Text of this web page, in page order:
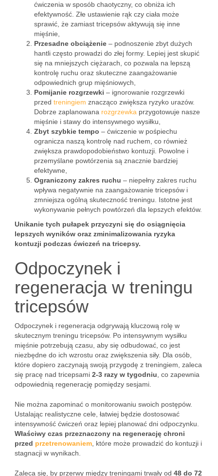
ćwiczenia w sposób chaotyczny, co obniża ich
efektywność. Złe ustawienie rąk czy ciała może
sprawić, że zamiast tricepsów aktywują się inne
mięśnie,
Przesadne obciążenie – podnoszenie zbyt dużych
hantli często prowadzi do złej formy. Lepiej jest skupić
się na mniejszych ciężarach, co pozwala na lepszą
kontrolę ruchu oraz skuteczne zaangażowanie
odpowiednich grup mięśniowych,
Pomijanie rozgrzewki – ignorowanie rozgrzewki
przed treningiem znacząco zwiększa ryzyko urazów.
Dobrze zaplanowana rozgrzewka przygotowuje nasze
mięśnie i stawy do intensywnego wysiłku,
Zbyt szybkie tempo – ćwiczenie w pośpiechu
ogranicza naszą kontrolę nad ruchem, co również
zwiększa prawdopodobieństwo kontuzji. Powolne i
przemyślane powtórzenia są znacznie bardziej
efektywne,
Ograniczony zakres ruchu – niepełny zakres ruchu
wpływa negatywnie na zaangażowanie tricepsów i
zmniejsza ogólną skuteczność treningu. Istotne jest
wykonywanie pełnych powtórzeń dla lepszych efektów.
Unikanie tych pułapek przyczyni się do osiągnięcia
lepszych wyników oraz zminimalizowania ryzyka
kontuzji podczas ćwiczeń na tricepsy.
Odpoczynek i
regeneracja w treningu
tricepsów
Odpoczynek i regeneracja odgrywają kluczową rolę w
skutecznym treningu tricepsów. Po intensywnym wysiłku
mięśnie potrzebują czasu, aby się odbudować, co jest
niezbędne do ich wzrostu oraz zwiększenia siły. Dla osób,
które dopiero zaczynają swoją przygodę z treningiem, zaleca
się pracę nad tricepsami 2-3 razy w tygodniu , co zapewnia
odpowiednią regenerację pomiędzy sesjami.
Nie można zapominać o monitorowaniu swoich postępów.
Ustalając realistyczne cele, łatwiej będzie dostosować
intensywność ćwiczeń oraz lepiej planować dni odpoczynku.
Właściwy czas przeznaczony na regenerację chroni
przed przetrenowaniem , które może prowadzić do kontuzji i
stagnacji w wynikach.
Zaleca się, by przerwy między treningami trwały od 48 do 72